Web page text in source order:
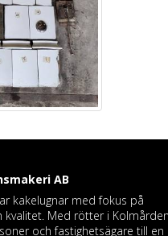
AB
kakelugnar med fokus på
Med rötter i Kolmården
och fastighetsägare till en